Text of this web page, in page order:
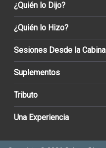
¿Quién lo Dijo?
¿Quién lo Hizo?
Sesiones Desde la Cabina
Suplementos
Tributo
Una Experiencia